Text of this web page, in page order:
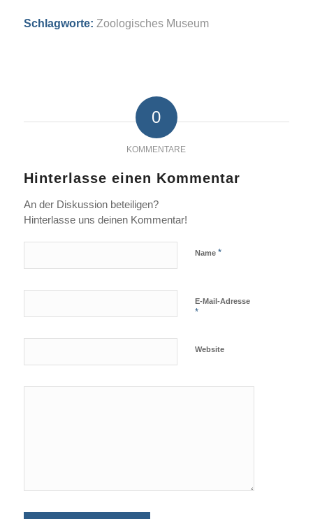
Schlagworte: Zoologisches Museum
0
KOMMENTARE
Hinterlasse einen Kommentar
An der Diskussion beteiligen?
Hinterlasse uns deinen Kommentar!
Name *
E-Mail-Adresse
*
Website